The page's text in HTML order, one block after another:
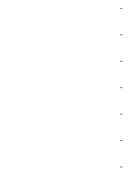
-
-
-
-
-
-
-